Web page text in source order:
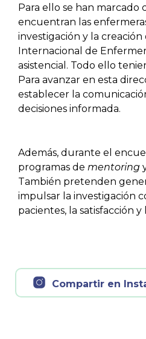
Para ello se han
encuentran las
investigación y la
Internacional de
asistencial. Todo ello
Para avanzar en esta
establecer la
decisiones informada.
Además, durante el
programas de mentoring
También pretenden
impulsar la investigación
pacientes, la satisfacción
Compartir en